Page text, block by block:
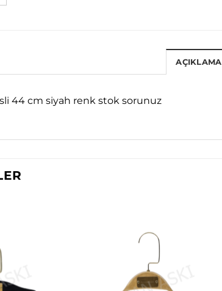
AÇIKLAMA
44 cm siyah renk stok sorunuz